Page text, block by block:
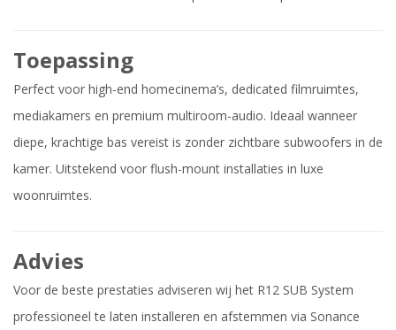
Toepassing
Perfect voor high-end homecinema’s, dedicated filmruimtes,
mediakamers en premium multiroom-audio. Ideaal wanneer
diepe, krachtige bas vereist is zonder zichtbare subwoofers in de
kamer. Uitstekend voor flush-mount installaties in luxe
woonruimtes.
Advies
Voor de beste prestaties adviseren wij het R12 SUB System
professioneel te laten installeren en afstemmen via Sonance